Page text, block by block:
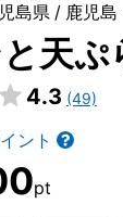
島県 鹿児島
天
4.3 (49)
ント